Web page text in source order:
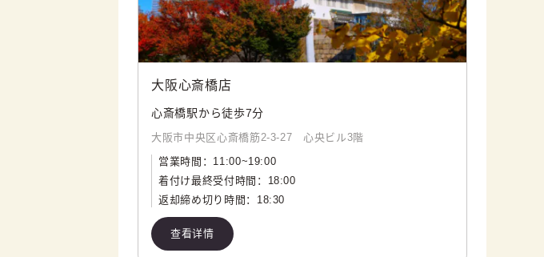
大阪心斎橋店
心斎橋駅から徒歩7分
大阪市中央区心斎橋筋2-3-27 心央ビル3階
営業時間： 11:00~19:00
着付け最終受付時間： 18:00
返却締め切り時間： 18:30
查看详情